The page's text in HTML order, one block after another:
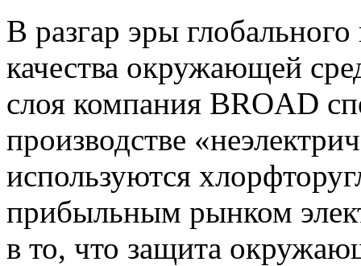
В разгар эры
качества окружающей
слоя компания BROAD
производстве
используются
прибыльным рынком
в то, что защита